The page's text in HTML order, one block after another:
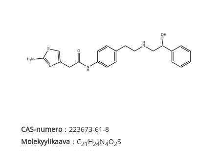
CAS-numero：223673-61-8
Molekyylikaava：C21 H24N4O2S